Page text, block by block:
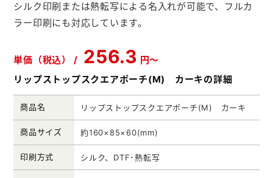
シルク印刷または熱転写による名入れが可能で、フルカ
ラー印刷にも対応しています。
単価（税込） / 256.3 円～
リップストップスクエアポーチ(M) カーキの詳細
商品名 リップストップスクエアポーチ(M) カーキ
商品サイズ 約160×85×60(mm)
印刷方式 シルク、DTF･熱転写